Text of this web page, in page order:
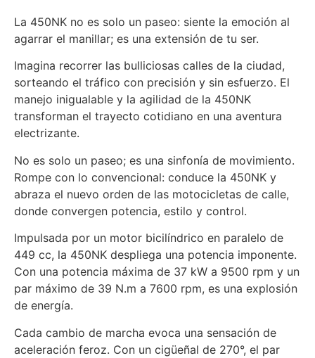
La 450NK no es solo un paseo: siente la emoción al
agarrar el manillar; es una extensión de tu ser.
Imagina recorrer las bulliciosas calles de la ciudad,
sorteando el tráfico con precisión y sin esfuerzo. El
manejo inigualable y la agilidad de la 450NK
transforman el trayecto cotidiano en una aventura
electrizante.
No es solo un paseo; es una sinfonía de movimiento.
Rompe con lo convencional: conduce la 450NK y
abraza el nuevo orden de las motocicletas de calle,
donde convergen potencia, estilo y control.
Impulsada por un motor bicilíndrico en paralelo de
449 cc, la 450NK despliega una potencia imponente.
Con una potencia máxima de 37 kW a 9500 rpm y un
par máximo de 39 N.m a 7600 rpm, es una explosión
de energía.
Cada cambio de marcha evoca una sensación de
aceleración feroz. Con un cigüeñal de 270°, el par